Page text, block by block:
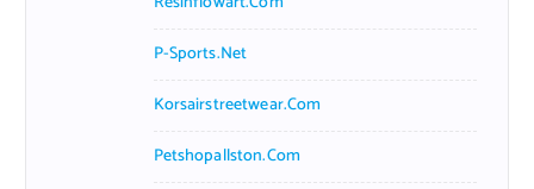
P-Sports.net
Korsairstreetwear.com
Petshopallston.com